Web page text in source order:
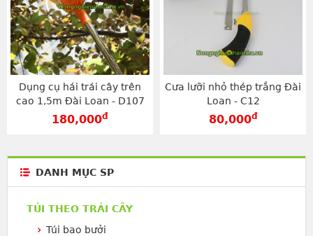
Dụng cụ hái trái cây trên
cao 1,5m Đài Loan - D107
180,000đ
Cưa lưỡi nhỏ thép trắng Đài
Loan - C12
80,000đ
DANH MỤC SP
TÚI THEO TRÁI CÂY
Túi bao bưởi